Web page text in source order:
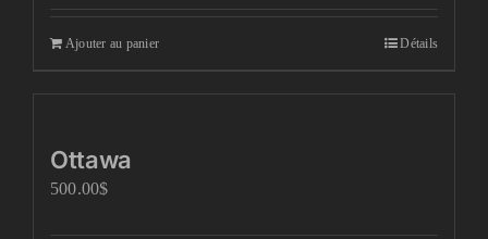
Ajouter au panier Détails
Ottawa
500.00$